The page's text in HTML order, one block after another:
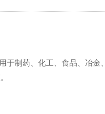
于制药、化工、食品、冶